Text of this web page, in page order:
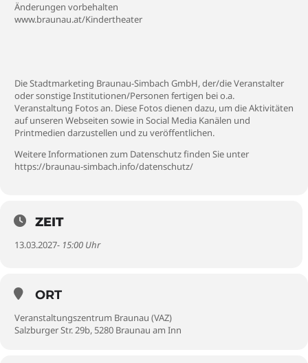
Änderungen vorbehalten
www.braunau.at/Kindertheater
Die Stadtmarketing Braunau-Simbach GmbH, der/die Veranstalter
oder sonstige Institutionen/Personen fertigen bei o.a.
Veranstaltung Fotos an. Diese Fotos dienen dazu, um die Aktivitäten
auf unseren Webseiten sowie in Social Media Kanälen und
Printmedien darzustellen und zu veröffentlichen.
Weitere Informationen zum Datenschutz finden Sie unter
https://braunau-simbach.info/datenschutz/
ZEIT
13.03.2027- 15:00 Uhr
ORT
Veranstaltungszentrum Braunau (VAZ)
Salzburger Str. 29b, 5280 Braunau am Inn